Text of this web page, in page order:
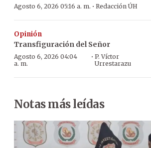
Agosto 6, 2026 05:16 a. m. · Redacción ÚH
Opinión
Transfiguración del Señor
Agosto 6, 2026 04:04
a. m.
· P. Víctor
Urrestarazu
Notas más leídas